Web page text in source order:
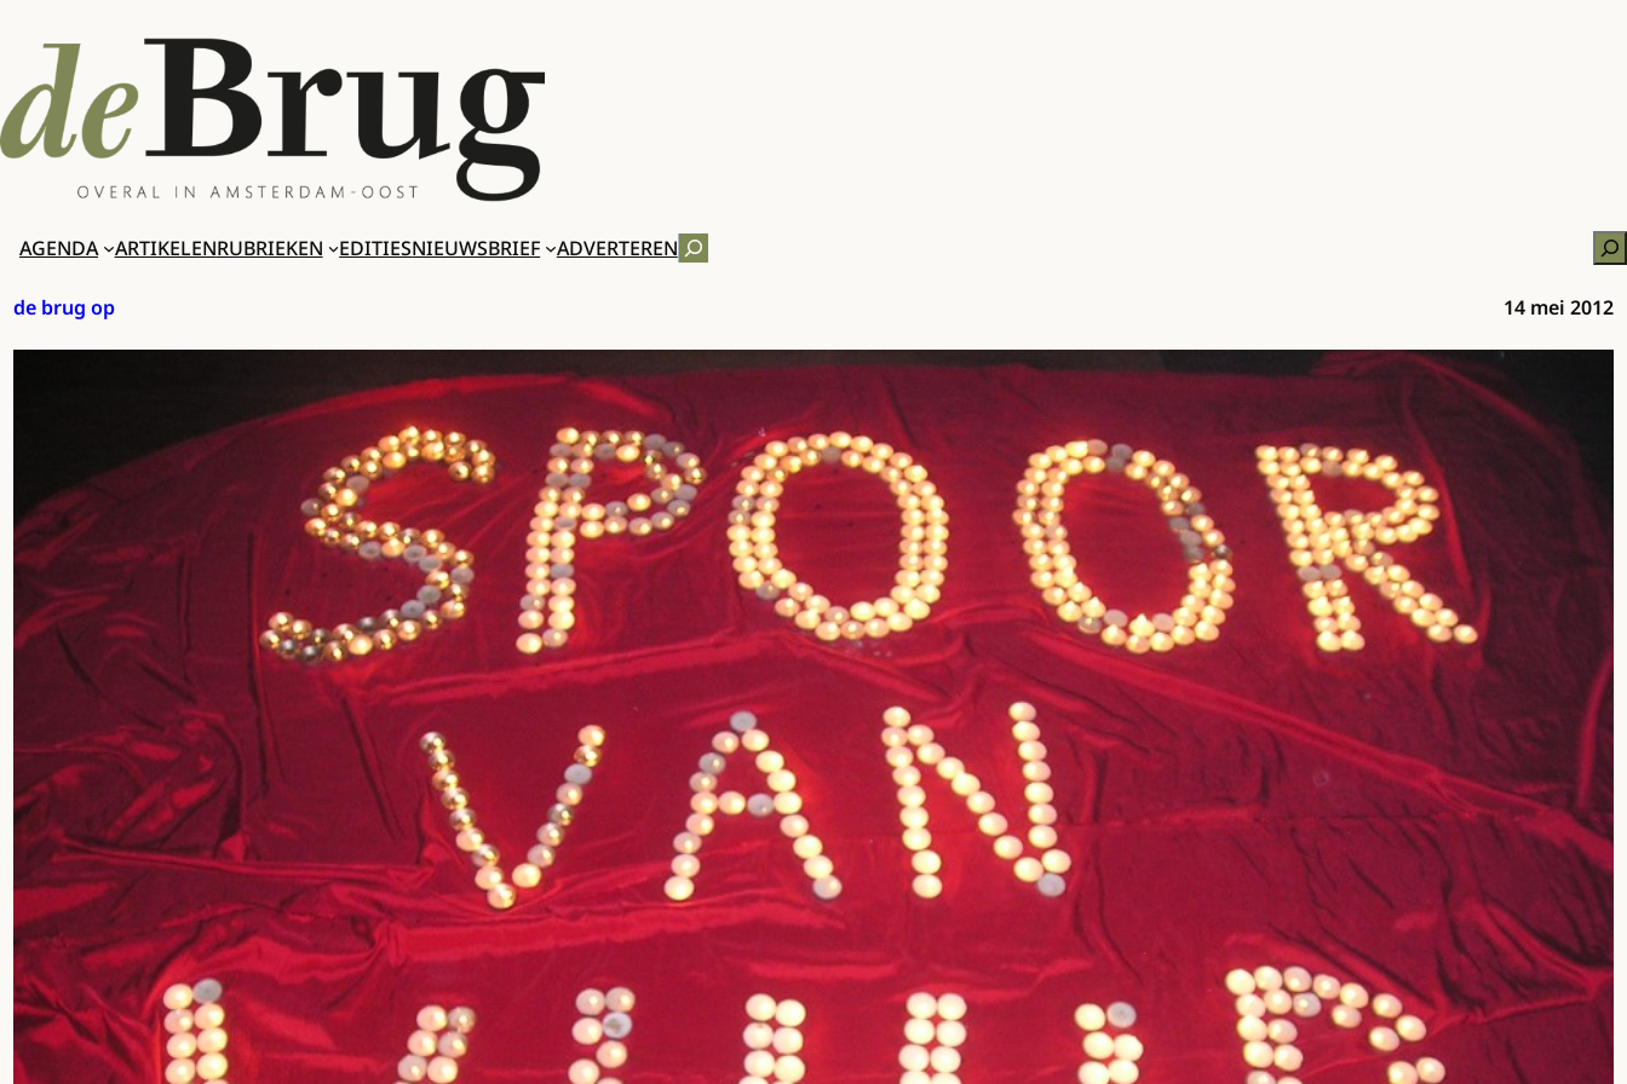
naar
inhoud
AGENDA ARTIKELENRUBRIEKEN EDITIESNIEUWSBRIEF ADVERTERENZOEKEN
de brug op 14 mei 2012